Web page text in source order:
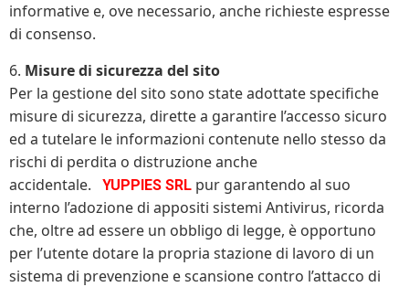
informative e, ove necessario, anche richieste espresse
di consenso.
6. Misure di sicurezza del sito
Per la gestione del sito sono state adottate specifiche
misure di sicurezza, dirette a garantire l’accesso sicuro
ed a tutelare le informazioni contenute nello stesso da
rischi di perdita o distruzione anche
accidentale. YUPPIES SRL pur garantendo al suo
interno l’adozione di appositi sistemi Antivirus, ricorda
che, oltre ad essere un obbligo di legge, è opportuno
per l’utente dotare la propria stazione di lavoro di un
sistema di prevenzione e scansione contro l’attacco di